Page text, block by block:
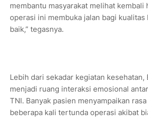
membantu masyarakat melihat kembali
operasi ini membuka jalan bagi
baik,” tegasnya.
Lebih dari sekadar kegiatan kesehatan,
menjadi ruang interaksi emosional
TNI. Banyak pasien menyampaikan
beberapa kali tertunda operasi akibat